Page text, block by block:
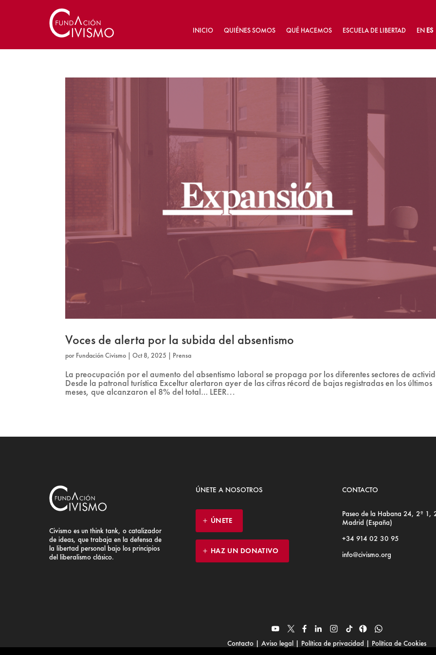
INICIO QUIÉNES SOMOS QUÉ HACEMOS ESCUELA DE LIBERTAD EN ES
Voces de alerta por la subida del absentismo
por Fundación Civismo |Oct 8, 2025 | Prensa
La preocupación por el aumento del absentismo laboral se propaga por los diferentes sectores de
Desde la patronal turística Exceltur alertaron ayer de las cifras récord de bajas registradas en los últimos
meses, que alcanzaron el 8% del total… LEER...
Civismo es un think tank, o catalizador
de ideas, que trabaja en la defensa de
la libertad personal bajo los principios
del liberalismo clásico.
ÚNETE A NOSOTROS
ÚNETE
HAZ UN DONATIVO
CONTACTO
Paseo de la Habana 24, 2º
Madrid (España)
+34 914 02 30 95
info@civismo.org
Contacto |Aviso legal | Política de privacidad | Política de Cookies